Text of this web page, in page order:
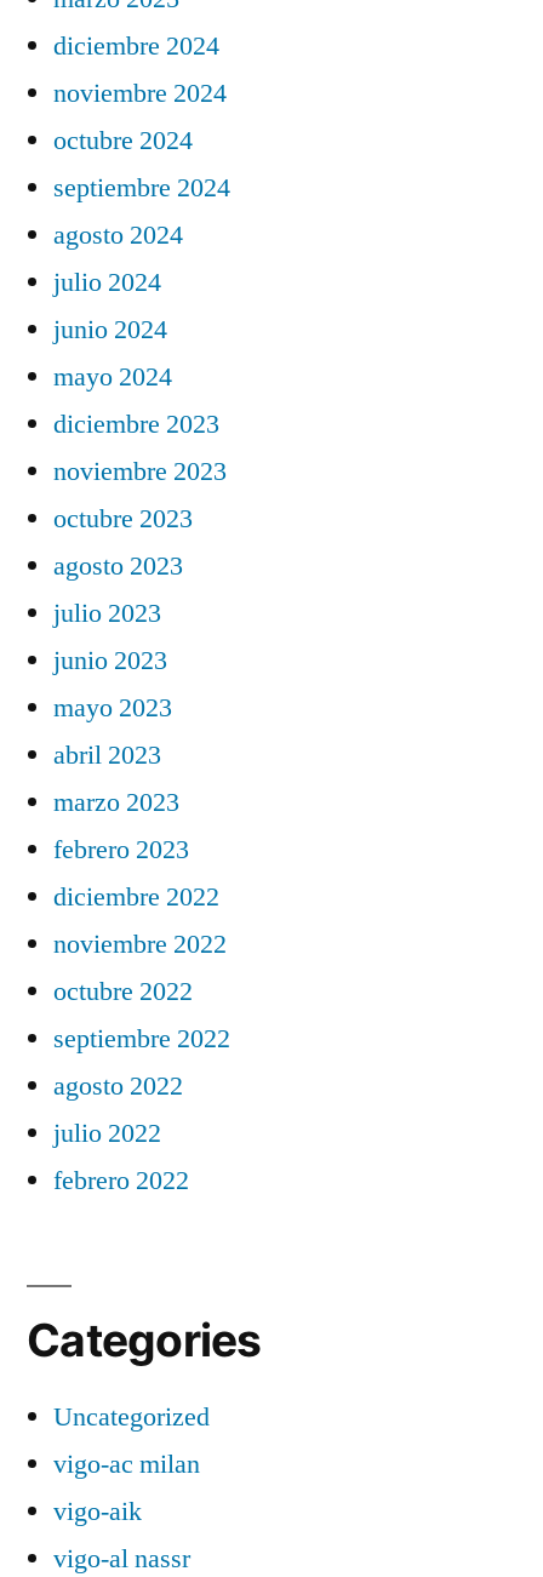
diciembre 2024
noviembre 2024
octubre 2024
septiembre 2024
agosto 2024
julio 2024
junio 2024
mayo 2024
diciembre 2023
noviembre 2023
octubre 2023
agosto 2023
julio 2023
junio 2023
mayo 2023
abril 2023
marzo 2023
febrero 2023
diciembre 2022
noviembre 2022
octubre 2022
septiembre 2022
agosto 2022
julio 2022
febrero 2022
Categories
Uncategorized
vigo-ac milan
vigo-aik
vigo-al nassr